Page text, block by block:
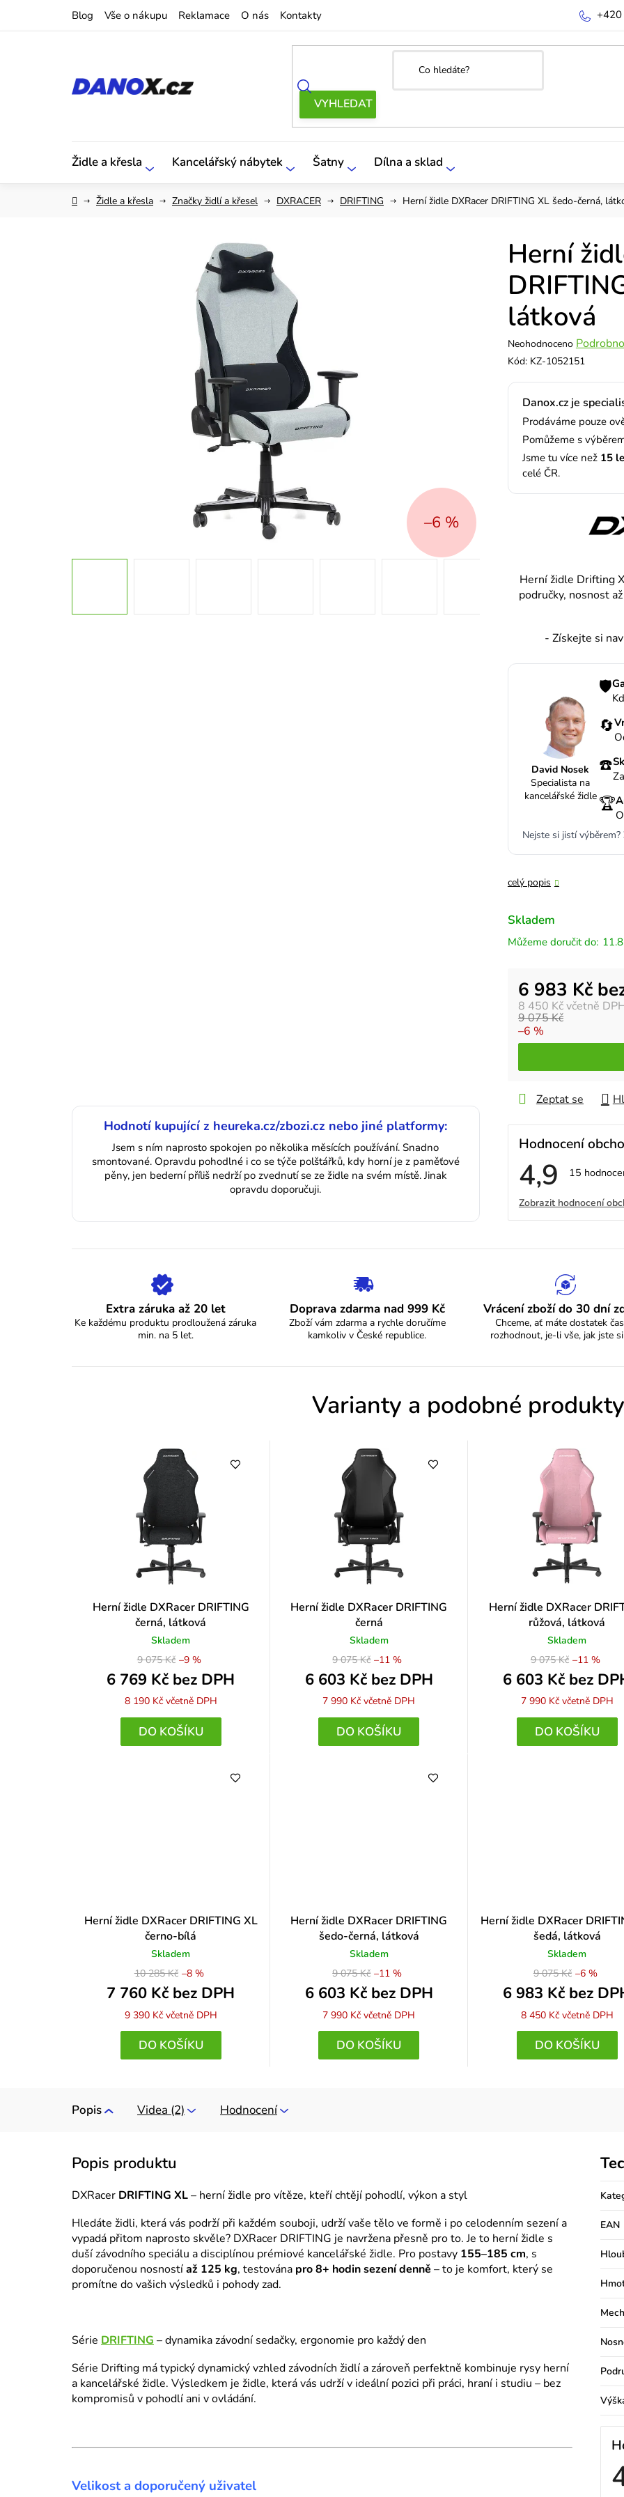
Blog Vše o nákupu Reklamace O nás Kontakty
Židle a křesla Kancelářský nábytek Šatny Dílna a sklad
DomůŽidle a křesla Značky židlí a křesel DXRACER DRIFTING Herní židle DXRacer DRIFTING XL šedo-černá,
Herní
látková
Průměrné
hodnocení
je
0,0
hvězdiček.
Neohodnoceno
Kód: KZ-1052151
Danox.cz je
Prodáváme pouze
Pomůžeme s
Jsme tu více než 15
celé ČR.
Herní židle Drifting
područky, nosnost
- Získejte si
David Nosek
Specialista na
kancelářské židle
🛡️
🔄
☎️
🏆
Nejste si jistí výběrem?
celý popis
Skladem
9 075 Kč
–6 %
8 450 Kčvčetně
6 983 Kč
Měrná cena:
Zeptat se
Hodnocení
4,9 Průměrné
obchodu
je
4,9
hvězdiček.
15
V
ý
p
s
h
o
d
n
Zobrazit hodnocení
–6 %
Hodnotí kupující z heureka.cz/zbozi.cz nebo jiné platformy:
Jsem s ním naprosto spokojen po několika měsících používání. Snadno
smontované. Opravdu pohodlné i co se týče polštářků, kdy horní je z paměťové
pěny, jen bederní příliš nedrží po zvednutí se ze židle na svém místě. Jinak
opravdu doporučuji.
Extra záruka až 20 let
Ke každému produktu prodloužená záruka
min. na 5 let.
Doprava zdarma nad 999 Kč
Zboží vám zdarma a rychle doručíme
kamkoliv v České republice.
Vrácení zboží do 30 dní
Chceme, ať máte dostatek
rozhodnout, je-li vše, jak jste
Varianty a podobné produkty
Herní židle DXRacer DRIFTING
černá, látková
Skladem
9 075 Kč
6 769 Kč bez DPH
8 190 Kč včetně DPH
–9 %
DO KOŠÍKU
Herní židle DXRacer DRIFTING
černá
Skladem
9 075 Kč
6 603 Kč bez DPH
7 990 Kčvčetně DPH
–11 %
DO KOŠÍKU
Herní židle DXRacer
růžová, látková
Skladem
9 075 Kč
6 603 Kč bez
7 990 Kč včetně DPH
–11 %
DO KOŠÍKU
Herní židle DXRacer DRIFTING XL
černo-bílá
Skladem
10 285 Kč
7 760 Kč bez DPH
9 390 Kč včetně DPH
–8 %
DO KOŠÍKU
Herní židle DXRacer DRIFTING
šedo-černá, látková
Skladem
9 075 Kč
6 603 Kč bez DPH
7 990 Kčvčetně DPH
–11 %
DO KOŠÍKU
Herní židle DXRacer
šedá, látková
Skladem
9 075 Kč
6 983 Kč bez
8 450 Kč včetně DPH
–6 %
DO KOŠÍKU
Popis Videa (2) Hodnocení
DXRacer DRIFTING XL– herní židle pro vítěze, kteří chtějí pohodlí, výkon a styl
Hledáte židli, která vás podrží při každém souboji, udrží vaše tělo ve formě i po celodenním sezení a
vypadá přitom naprosto skvěle? DXRacer DRIFTING je navržena přesně pro to. Je to herní židle s
duší závodního speciálu a disciplínou prémiové kancelářské židle. Pro postavy 155–185 cm, s
doporučenou nosnostíaž 125 kg, testována pro 8+ hodin sezení denně – to je komfort, který se
promítne do vašich výsledků i pohody zad.
Série DRIFTING– dynamika závodní sedačky, ergonomie pro každý den
Série Drifting má typický dynamický vzhled závodních židlí a zároveň perfektně kombinuje rysy herní
a kancelářské židle. Výsledkem je židle, která vás udrží v ideální pozici při práci, hraní i studiu – bez
kompromisů v pohodlí ani v ovládání.
Velikost a doporučený uživatel
EAN